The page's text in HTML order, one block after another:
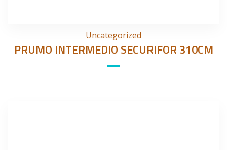
Uncategorized
PRUMO INTERMEDIO SECURIFOR 310CM